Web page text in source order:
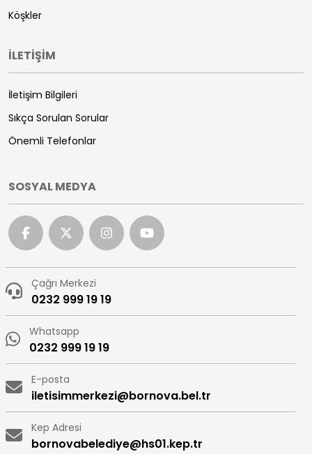
Köşkler
İLETİŞİM
İletişim Bilgileri
Sıkça Sorulan Sorular
Önemli Telefonlar
SOSYAL MEDYA
Çağrı Merkezi
0232 999 19 19
Whatsapp
0232 999 19 19
E-posta
iletisimmerkezi@bornova.bel.tr
Kep Adresi
bornovabelediye@hs01.kep.tr